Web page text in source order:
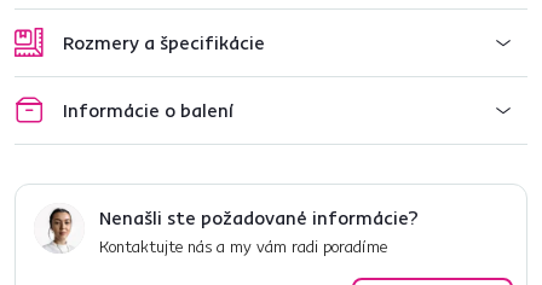
Rozmery a špecifikácie
Informácie o balení
Nenašli ste požadované informácie?
Kontaktujte nás a my vám radi poradíme